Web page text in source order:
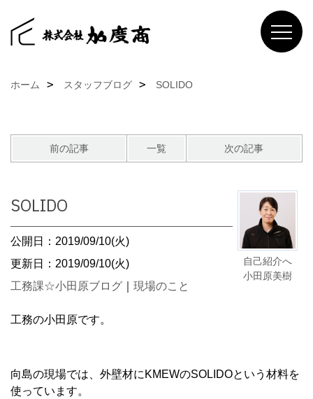
ホーム スタッフブログ SOLIDO
前の記事 一覧 次の記事
自己紹介へ
小田原美樹
SOLIDO
公開日：2019/09/10(火)
更新日：2019/09/10(火)
工務課☆小田原ブログ
現場のこと
工務の小田原です。
向島の現場では、外壁材にKMEWのSOLIDOという材料を
使っています。